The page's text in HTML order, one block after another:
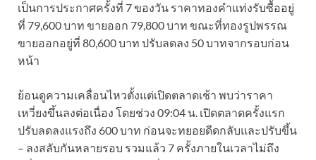
เป็นการประกาศครั้งที่ 7 ของวัน ราคาทองคำแท่งรับซื้ออยู่
ที่ 79,600 บาท ขายออก 79,800 บาท ขณะที่ทองรูปพรรณ
ขายออกอยู่ที่ 80,600 บาท ปรับลดลง 50 บาทจากรอบก่อน
หน้า
ย้อนดูความเคลื่อนไหวตั้งแต่เปิดตลาดเช้า พบว่าราคา
เหวี่ยงขึ้นลงต่อเนื่อง โดยช่วง 09:04 น. เปิดตลาดครั้งแรก
ปรับลดลงแรงถึง 600 บาท ก่อนจะทยอยดีดกลับและปรับขึ้น
– ลงสลับกันหลายรอบ รวมแล้ว 7 ครั้งภายในเวลาไม่ถึง